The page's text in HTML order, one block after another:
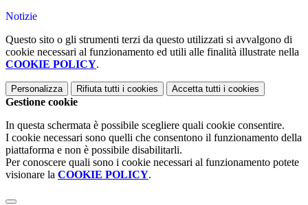
Notizie
Questo sito o gli strumenti terzi da questo utilizzati si avvalgono di
cookie necessari al funzionamento ed utili alle finalità illustrate nella
COOKIE POLICY.
Personalizza Rifiuta tutti i cookies Accetta tutti i cookies
Gestione cookie
In questa schermata è possibile scegliere quali cookie consentire.
I cookie necessari sono quelli che consentono il funzionamento della
piattaforma e non è possibile disabilitarli.
Per conoscere quali sono i cookie necessari al funzionamento potete
visionare la COOKIE POLICY.